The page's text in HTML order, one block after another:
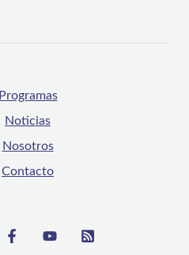
Programas
Noticias
Nosotros
Contacto